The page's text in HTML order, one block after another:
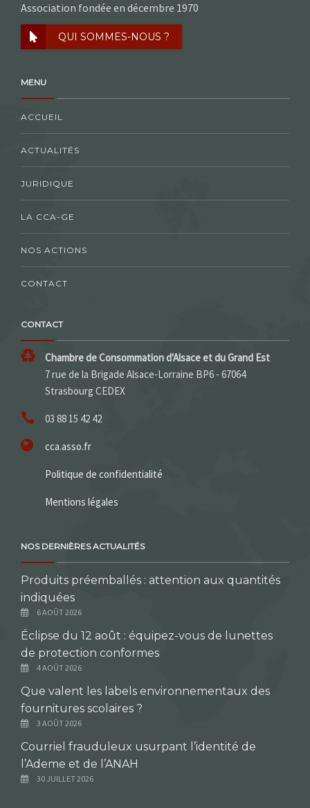
Association fondée en décembre 1970
QUI SOMMES-NOUS ?
MENU
ACCUEIL
ACTUALITÉS
JURIDIQUE
LA CCA-GE
NOS ACTIONS
CONTACT
CONTACT
Chambre de Consommation d'Alsace et du Grand Est
7 rue de la Brigade Alsace-Lorraine BP6 - 67064
Strasbourg CEDEX
03 88 15 42 42
cca.asso.fr
Politique de confidentialité
Mentions légales
NOS DERNIÈRES ACTUALITÉS
Produits préemballés : attention aux quantités
indiquées
6 AOÛT 2026
Éclipse du 12 août : équipez-vous de lunettes
de protection conformes
4 AOÛT 2026
Que valent les labels environnementaux des
fournitures scolaires ?
3 AOÛT 2026
Courriel frauduleux usurpant l’identité de
l’Ademe et de l’ANAH
30 JUILLET 2026